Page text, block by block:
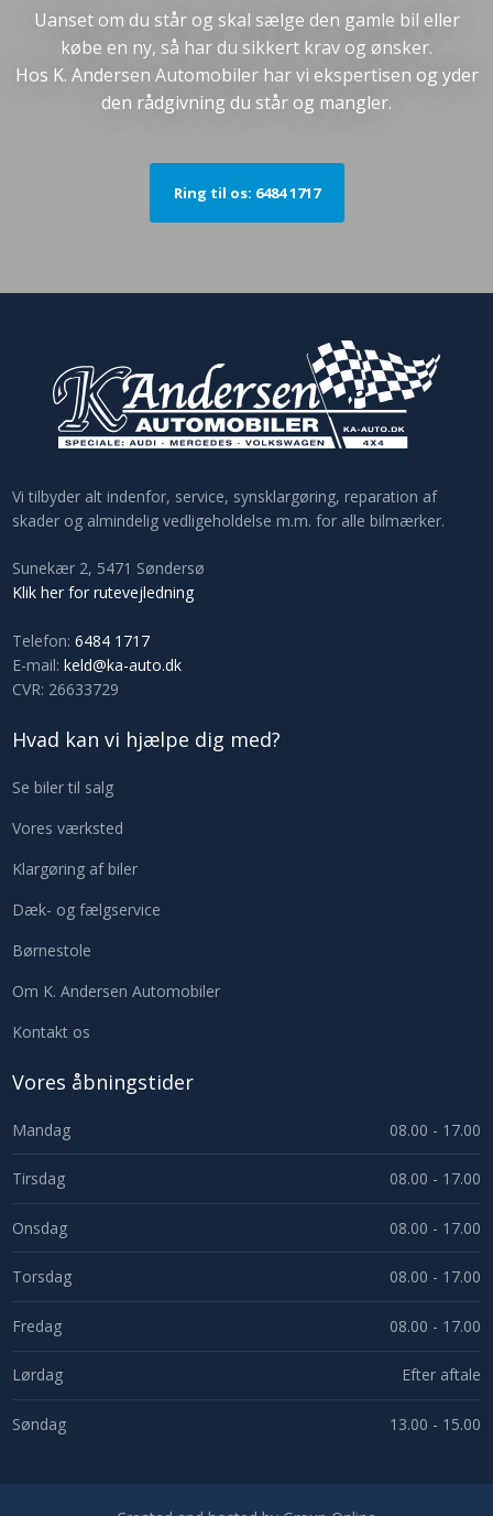
​Uanset om du står og skal sælge den gamle bil eller
købe en ny, så har du sikkert krav og ønsker.
​Hos K. Andersen Automobiler har vi ekspertisen og yder
den rådgivning du står og mangler.
Ring til os: 6484 1717
​Vi tilbyder alt indenfor, service, synsklargøring, reparation af
skader og almindelig vedligeholdelse m.m. for alle bilmærker.
Sunekær 2​, 5471 Søndersø
Klik her for rutevejledning
Telefon: 6484 1717
E-mail: keld@ka-auto.dk
CVR: 26633729
Hvad kan vi hjælpe dig med?​
Se biler til salg
Vores værksted
Klargøring af biler
Dæk- og fælgservice
Børnestole
Om K. Andersen Automobiler
Kontakt os
Vores åbningstider
​Mandag 08.00 - 17.00
Tirsdag 08.00 - 17.00
Onsdag 08.00 - 17.00
Torsdag 08.00 - 17.00
Fredag 08.00 - 17.00
Lørdag Efter aftale
Søndag 13.00 - 15.00